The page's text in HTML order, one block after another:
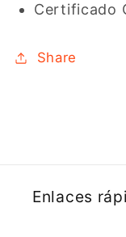
Certificado
Share
Enlaces